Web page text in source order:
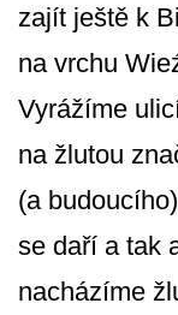
zajít ještě k
na vrchu
Vyrážíme
na žlutou
(a
se daří a tak
nacházíme